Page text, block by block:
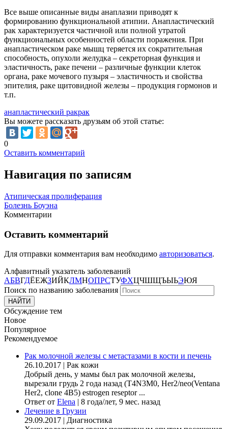
Все выше описанные виды анаплазии приводят к
формированию функциональной атипии. Анапластический
рак характеризуется частичной или полной утратой
функциональных особенностей области поражения. При
анапластическом раке мышц теряется их сократительная
способность, опухоли желудка – секреторная функция и
эластичность, раке печени – различные функции клеток
органа, раке мочевого пузыря – эластичность и свойства
эпителия, раке щитовидной железы – продукция гормонов и
т.п.
анапластический ракрак
Вы можете рассказать друзьям об этой статье:
0
Оставить комментарий
Навигация по записям
Атипическая пролиферация
Болезнь Боуэна
Комментарии
Оставить комментарий
Для отправки комментария вам необходимо авторизоваться.
Алфавитный указатель заболеваний
АБВГДЁЕЖЗИЙКЛМНОПРСТУФХЦЧШЩЪЫЬЭЮЯ
Поиск по названию заболевания
Обсуждение тем
Новое
Популярное
Рекомендуемое
Рак молочной железы с метастазами в кости и печень
26.10.2017 | Рак кожи
Добрый день, у мамы был рак молочной железы,
вырезали грудь 2 года назад (Т4N3M0, Her2/neo(Ventana
Her2, clone 4B5) estrogen reseptor ...
Ответ от Elena | 8 года/лет, 9 мес. назад
Лечение в Грузии
29.09.2017 | Диагностика